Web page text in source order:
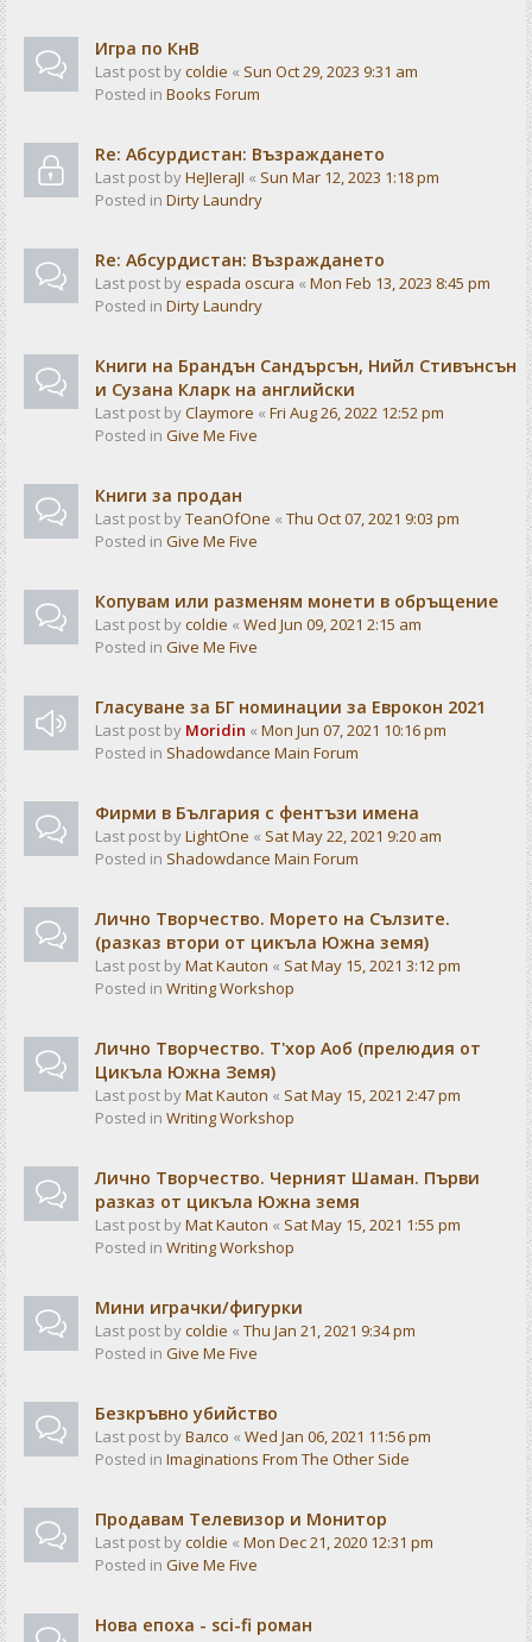
Игра по КнВ
Last post bycoldie « Sun Oct 29, 2023 9:31 am
Posted in Books Forum
Re: Абсурдистан: Възраждането
Last post byHeJIeraJI « Sun Mar 12, 2023 1:18 pm
Posted in Dirty Laundry
Re: Абсурдистан: Възраждането
Last post byespada oscura « Mon Feb 13, 2023 8:45 pm
Posted in Dirty Laundry
Книги на Брандън Сандърсън, Нийл Стивънсън
и Сузана Кларк на английски
Last post byClaymore « Fri Aug 26, 2022 12:52 pm
Posted in Give Me Five
Книги за продан
Last post byTeanOfOne « Thu Oct 07, 2021 9:03 pm
Posted in Give Me Five
Копувам или разменям монети в обръщение
Last post bycoldie « Wed Jun 09, 2021 2:15 am
Posted in Give Me Five
Гласуване за БГ номинации за Еврокон 2021
Last post by Moridin « Mon Jun 07, 2021 10:16 pm
Posted in Shadowdance Main Forum
Фирми в България с фентъзи имена
Last post byLightOne « Sat May 22, 2021 9:20 am
Posted in Shadowdance Main Forum
Лично Творчество. Морето на Сълзите.
(разказ втори от цикъла Южна земя)
Last post byMat Kauton « Sat May 15, 2021 3:12 pm
Posted in Writing Workshop
Лично Творчество. Т'хор Аоб (прелюдия от
Цикъла Южна Земя)
Last post byMat Kauton « Sat May 15, 2021 2:47 pm
Posted in Writing Workshop
Лично Творчество. Черният Шаман. Първи
разказ от цикъла Южна земя
Last post byMat Kauton « Sat May 15, 2021 1:55 pm
Posted in Writing Workshop
Мини играчки/фигурки
Last post bycoldie « Thu Jan 21, 2021 9:34 pm
Posted in Give Me Five
Безкръвно убийство
Last post byВалсо « Wed Jan 06, 2021 11:56 pm
Posted in Imaginations From The Other Side
Продавам Телевизор и Монитор
Last post bycoldie « Mon Dec 21, 2020 12:31 pm
Posted in Give Me Five
Нова епоха - sci-fi роман